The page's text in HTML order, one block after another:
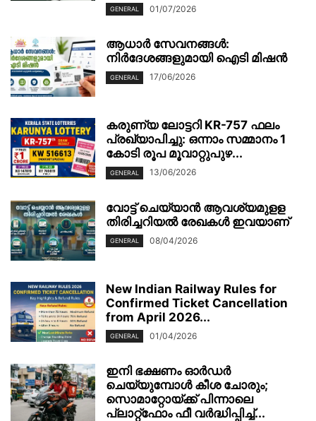
GENERAL 01/07/2026
ആധാർ സേവനങ്ങൾ:
നിർദേശങ്ങളുമായി ഐടി മിഷൻ
GENERAL 17/06/2026
കരുണ്യ ലോട്ടറി KR-757 ഫലം
പ്രഖ്യാപിച്ചു: ഒന്നാം സമ്മാനം 1
കോടി രൂപ മൂവാറ്റുപുഴ...
GENERAL 13/06/2026
വോട്ട് ചെയ്യാന്‍ ആവശ്യമുളള
തിരിച്ചറിയല്‍ രേഖകള്‍ ഇവയാണ്
GENERAL 08/04/2026
New Indian Railway Rules for
Confirmed Ticket Cancellation
from April 2026...
GENERAL 01/04/2026
ഇനി ഭക്ഷണം ഓർഡർ
ചെയ്യുമ്പോൾ കീശ ചോരും;
സൊമാറ്റോയ്ക്ക് പിന്നാലെ
പ്ലാറ്റ്‌ഫോം ഫീ വർദ്ധിപ്പിച്ച്...